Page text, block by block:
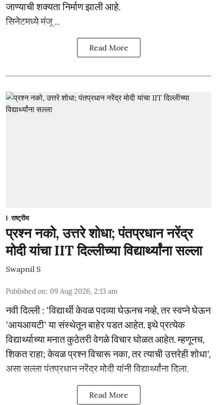
जाण्याची शक्यता निर्माण झाली आहे.
सिनेटमध्ये मंजू ...
Read More
राष्ट्रीय
प्रश्न नको, उत्तरे शोधा; पंतप्रधान नरेंद्र
मोदी यांचा IIT दिल्लीच्या विद्यार्थ्यांना सल्ला
Swapnil S
Published on: 09 Aug 2026, 2:13 am
नवी दिल्ली : 'विद्यार्थी केवळ पदव्या घेऊनच नव्हे, तर स्वप्ने घेऊन
'आयआयटी' या संस्थेतून बाहेर पडत आहेत. इथे प्रत्येक
विद्यार्थ्याच्या मनात कुठेतरी वेगळे विचार घोळत आहेत. म्हणूनच,
शिकत राहा; केवळ प्रश्न विचारू नका, तर त्याची उत्तरेही शोधा',
असा सल्ला पंतप्रधान नरेंद्र मोदी यांनी विद्यार्थ्यांना दिला.
Read More